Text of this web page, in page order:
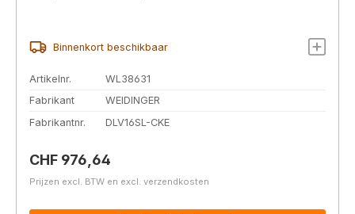
Binnenkort beschikbaar
Artikelnr.
WL38631
Fabrikant
WEIDINGER
Fabrikantnr.
DLV16SL-CKE
Normale prijs:
CHF 976,64
Prijzen excl. BTW en excl. verzendkosten